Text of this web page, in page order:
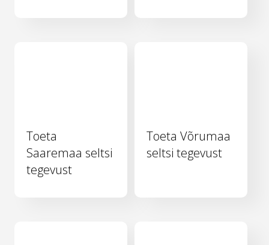
Toeta
Saaremaa seltsi
tegevust
Toeta Võrumaa
seltsi tegevust